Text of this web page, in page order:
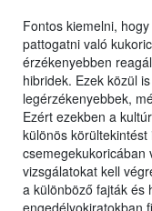
Fontos kiemelni,
pattogatni való
érzékenyebben
hibridek. Ezek közül
legérzékenyebbek,
Ezért ezekben a
különös
csemegekukoricában
vizsgálatokat kell
a különböző fajták és